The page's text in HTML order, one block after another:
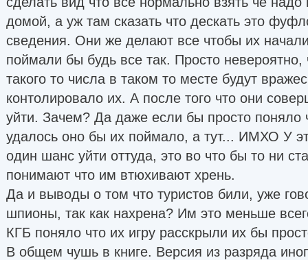
домой, а уж там сказать что дескать это
сведения. Они же делают все чтобы их
поймали бы будь все так. Просто невероятно,
такого то числа в таком то месте будут
контолировало их. А после того что они
уйти. Зачем? Да даже если бы просто поняло
удалось оно бы их поймало, а тут... ИМХО У
один шанс уйти оттуда, это во что бы то ни
понимают что им втюхивают хрень.
Да и выводы о том что туристов били, уже
шпионы, так как нахрена? Им это меньше
КГБ поняло что их игру расскрыли их бы
В общем чушь в книге. Версия из разряда